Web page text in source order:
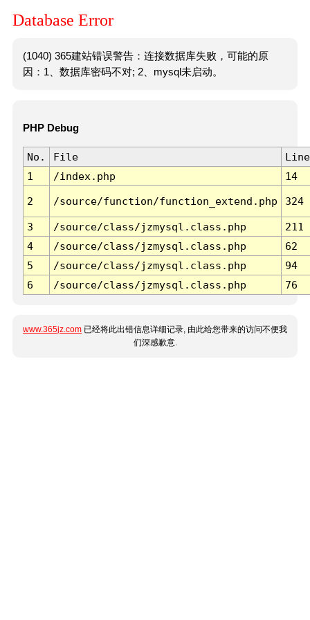
Database Error
(1040) 365建站错误警告：连接数据库失败，可能的原
因：1、数据库密码不对; 2、mysql未启动。
PHP Debug
No. File
Line
1
/index.php 14
2 /source/function/function_extend.php 324
3 /source/class/jzmysql.class.php
211
4
/source/class/jzmysql.class.php
62
5
/source/class/jzmysql.class.php
94
6
/source/class/jzmysql.class.php 76
www.365jz.com 已经将此出错信息详细记录, 由此给您带来的访问不便我
们深感歉意.